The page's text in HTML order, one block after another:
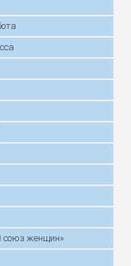
союз женщин»